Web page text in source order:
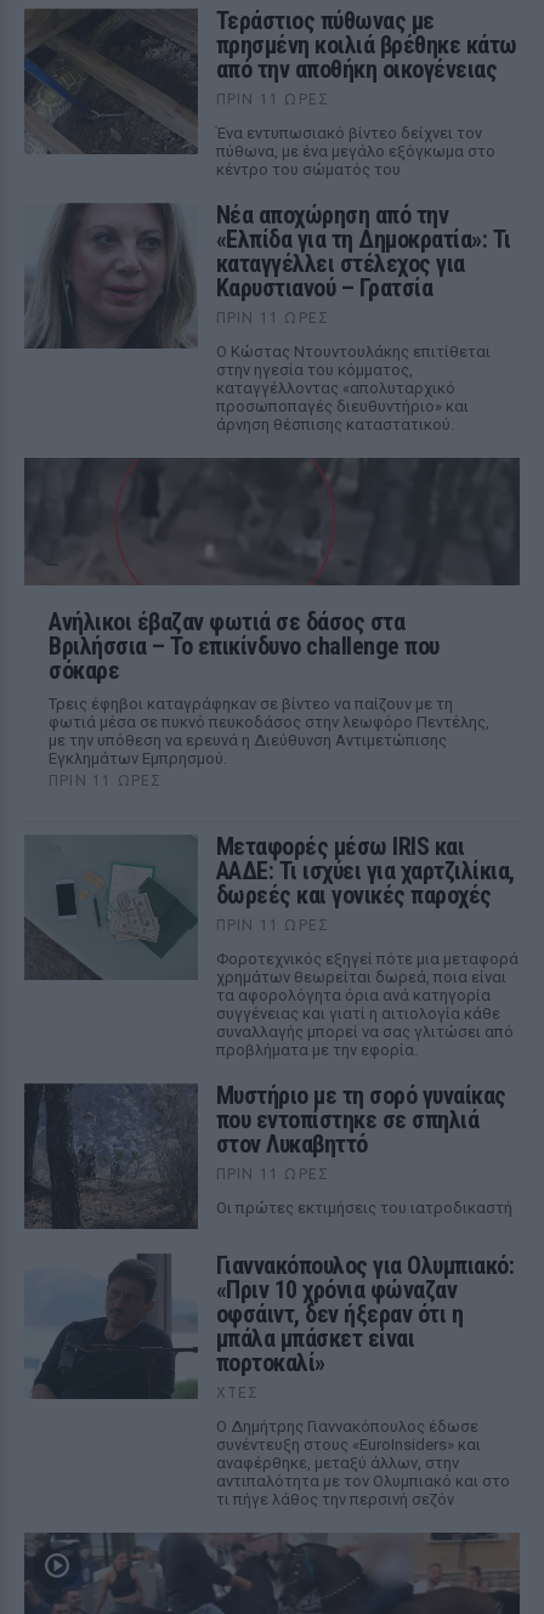
Τεράστιος πύθωνας με
πρησμένη κοιλιά βρέθηκε κάτω
από την αποθήκη οικογένειας
ΠΡΙΝ 11 ΏΡΕΣ
Ένα εντυπωσιακό βίντεο δείχνει τον
πύθωνα, με ένα μεγάλο εξόγκωμα στο
κέντρο του σώματός του
Νέα αποχώρηση από την
«Ελπίδα για τη Δημοκρατία»: Τι
καταγγέλλει στέλεχος για
Καρυστιανού – Γρατσία
ΠΡΙΝ 11 ΏΡΕΣ
Ο Κώστας Ντουντουλάκης επιτίθεται
στην ηγεσία του κόμματος,
καταγγέλλοντας «απολυταρχικό
προσωποπαγές διευθυντήριο» και
άρνηση θέσπισης καταστατικού.
Ανήλικοι έβαζαν φωτιά σε δάσος στα
Βριλήσσια – Το επικίνδυνο challenge που
σόκαρε
Τρεις έφηβοι καταγράφηκαν σε βίντεο να παίζουν με τη
φωτιά μέσα σε πυκνό πευκοδάσος στην λεωφόρο Πεντέλης,
με την υπόθεση να ερευνά η Διεύθυνση Αντιμετώπισης
Εγκλημάτων Εμπρησμού.
ΠΡΙΝ 11 ΏΡΕΣ
Μεταφορές μέσω IRIS και
ΑΑΔΕ: Τι ισχύει για χαρτζιλίκια,
δωρεές και γονικές παροχές
ΠΡΙΝ 11 ΏΡΕΣ
Φοροτεχνικός εξηγεί πότε μια μεταφορά
χρημάτων θεωρείται δωρεά, ποια είναι
τα αφορολόγητα όρια ανά κατηγορία
συγγένειας και γιατί η αιτιολογία κάθε
συναλλαγής μπορεί να σας γλιτώσει από
προβλήματα με την εφορία.
Μυστήριο με τη σορό γυναίκας
που εντοπίστηκε σε σπηλιά
στον Λυκαβηττό
ΠΡΙΝ 11 ΏΡΕΣ
Οι πρώτες εκτιμήσεις του ιατροδικαστή
Γιαννακόπουλος για Ολυμπιακό:
«Πριν 10 χρόνια φώναζαν
οφσάιντ, δεν ήξεραν ότι η
μπάλα μπάσκετ είναι
πορτοκαλί»
ΧΤΕΣ
Ο Δημήτρης Γιαννακόπουλος έδωσε
συνέντευξη στους «EuroInsiders» και
αναφέρθηκε, μεταξύ άλλων, στην
αντιπαλότητα με τον Ολυμπιακό και στο
τι πήγε λάθος την περσινή σεζόν